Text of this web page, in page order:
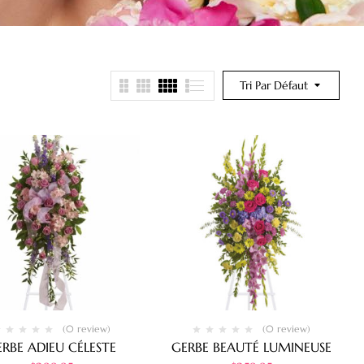
Tri Par Défaut
(0 review)
ADIEU CÉLESTE
(0 review)
GERBE BEAUTÉ LUMINEUSE